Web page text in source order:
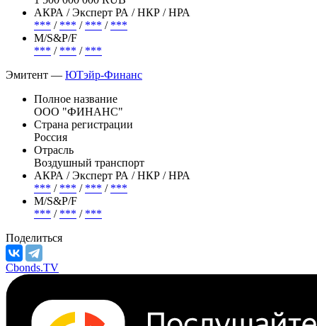
Погашение (оферта)
*** (- )
Объем
1 500 000 000 RUB
*** /***/***/***
***/***/***
Эмитент —ЮТэйр-Финанс
Полное название
ООО "ФИНАНС"
Страна регистрации
Россия
Отрасль
Воздушный транспорт
***/***
М/S&P/F
***/
Поделиться
Cbonds.TV